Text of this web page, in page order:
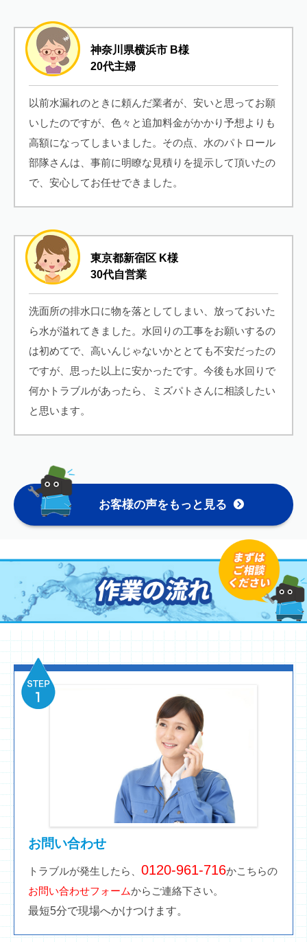
神奈川県横浜市 B様
20代主婦
以前水漏れのときに頼んだ業者が、安いと思ってお願
いしたのですが、色々と追加料金がかかり予想よりも
高額になってしまいました。その点、水のパトロール
部隊さんは、事前に明瞭な見積りを提示して頂いたの
で、安心してお任せできました。
東京都新宿区 K様
30代自営業
洗面所の排水口に物を落としてしまい、放っておいた
ら水が溢れてきました。水回りの工事をお願いするの
は初めてで、高いんじゃないかととても不安だったの
ですが、思った以上に安かったです。今後も水回りで
何かトラブルがあったら、ミズパトさんに相談したい
と思います。
お客様の声をもっと見る
お問い合わせ
トラブルが発生したら、 0120-961-716かこちらの
お問い合わせフォームからご連絡下さい。
最短5分で現場へかけつけます。